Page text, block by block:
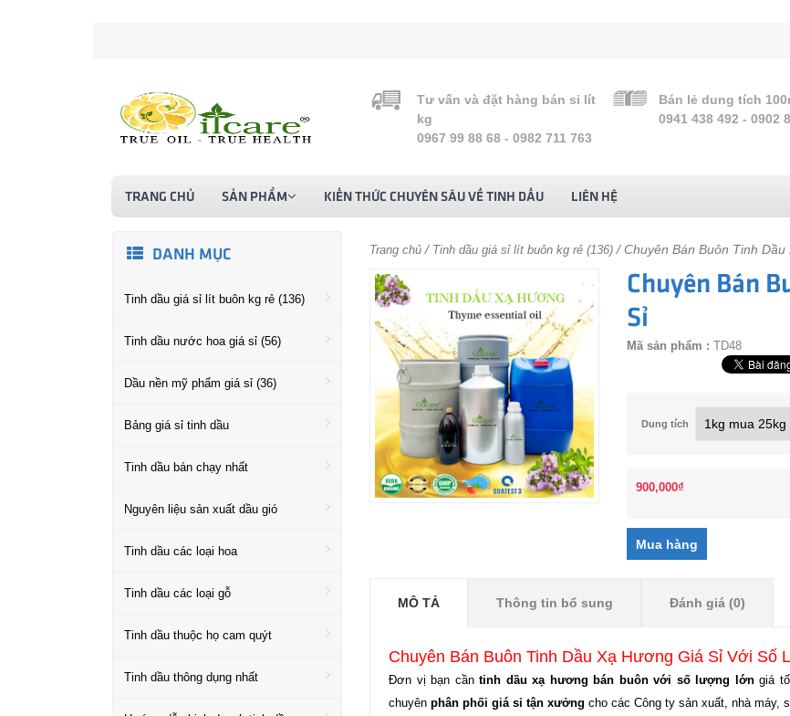
Tư vấn và đặt hàng bán sỉ lít
kg
0967 99 88 68 - 0982 711 763
Bán lẻ dung tích
0941 438 492 - 0902
TRANG CHỦ SẢN PHẨM KIẾN THỨC CHUYÊN SÂU VỀ TINH DẦU LIÊN HỆ
DANH MỤC
Tinh dầu giá sỉ lít buôn kg rẻ (136)
Tinh dầu nước hoa giá sỉ (56)
Dầu nền mỹ phẩm giá sỉ (36)
Bảng giá sỉ tinh dầu
Tinh dầu bán chạy nhất
Nguyên liệu sản xuất dầu gió
Tinh dầu các loại hoa
Tinh dầu các loại gỗ
Tinh dầu thuộc họ cam quýt
Tinh dầu thông dụng nhất
Trang chủ / Tinh dầu giá sỉ lít buôn kg rẻ (136) / Chuyên Bán Buôn Tinh
Chuyên Bán
Sỉ
Mã sản phẩm : TD48
Dung tích
900,000₫
MÔ TẢ Thông tin bổ sung Đánh giá (0)
Chuyên Bán Buôn Tinh Dầu Xạ Hương Giá Sỉ Với Số
Đơn vị bạn cầntinh dầu xạ hương bán buôn với số lượng lớngiá
chuyên phân phối giá sỉ tận xưởng cho các Công ty sản xuất, nhà máy,